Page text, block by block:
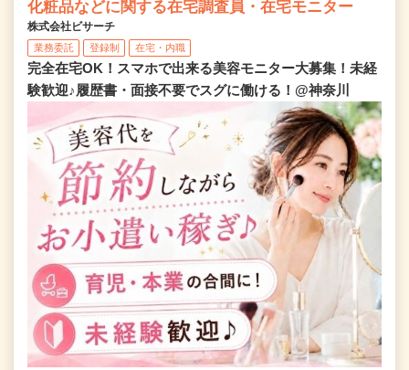
化粧品などに関する在宅調査員・在宅モニター
株式会社ビサーチ
業務委託 登録制 在宅・内職
完全在宅OK！スマホで出来る美容モニター大募集！未経
験歓迎♪履歴書・面接不要でスグに働ける！@神奈川